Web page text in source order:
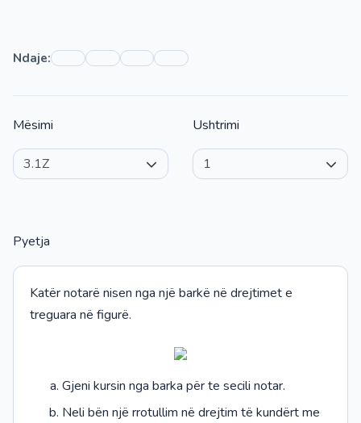
Ndaje:
Mësimi Ushtrimi
Pyetja
Katër notarë nisen nga një barkë në drejtimet e
treguara në figurë.
Gjeni kursin nga barka për te secili notar.
Neli bën një rrotullim në drejtim të kundërt me